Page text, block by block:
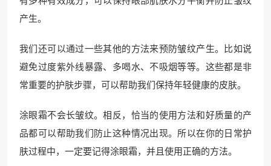
产生。
我们还可以通过一些其他的方法来预防皱纹产生。比如说
避免过度紫外线暴露、多喝水、不吸烟等等。这些都是非
常重要的护肤步骤，可以帮助我们保持年轻健康的皮肤。
涂眼霜不会长皱纹。相反，恰当的使用方法和好质量的产
品都可以帮助我们防止这种情况出现。所以在你的日常护
肤过程中，一定要记得涂眼霜，并且使用正确的方法。